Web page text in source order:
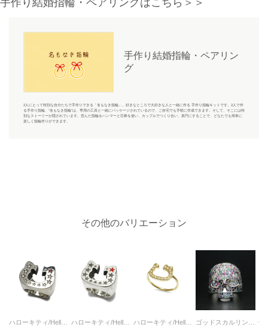
手作り結婚指輪・ペアリン
グ
2人にとって特別な自分たちで手作りできる「名もなき指輪」。好きなところで大好きな人と一緒に作る 手作り指輪キットです。2人で作
る手作り指輪、“名もなき指輪”は、専用の工具と一緒にパッケージされているので、ご自宅でも手軽に作成できます。そして、そこには特
別なストーリーが隠されています。歪んだ指輪をハンマーと芯棒を使い、カップルでつくり合い、真円にすることで、どなたでも簡単に
楽しく指輪作りができます。
その他のバリエーション
ハローキティ/HelloKittyホースシューリング-パヴェ/指輪 サンリオコラボ
ハローキティ/HelloKittyホースシューリング/指輪 サンリオコラボ
ハローキティ/HelloKittyホースシューリング-K10イエローゴールド/指輪 サンリオコラボ
ヤ